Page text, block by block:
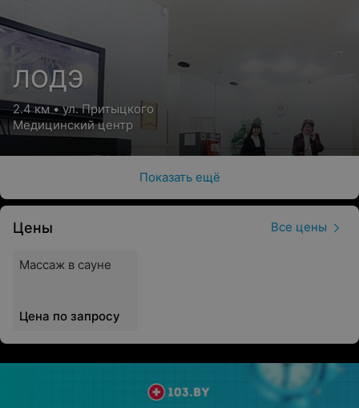
ЛОДЭ
2.4 км • ул. Притыцкого
Медицинский центр
Показать ещё
Цены Все цены
Массаж в сауне
Цена по запросу